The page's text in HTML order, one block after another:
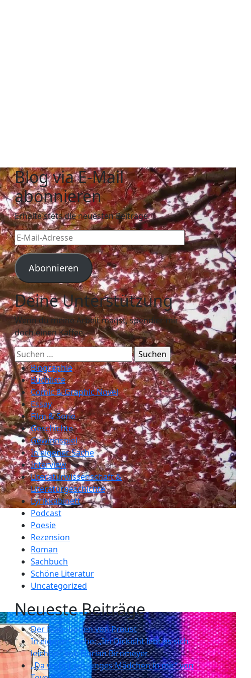
Blog via E-Mail
abonnieren
Erhalte stets die neuesten Beiträge.
E-
Mail-
Adresse
Abonnieren
Deine Unterstützung
Wenn du meine Arbeit magst, spendier mir
doch einen Kaffee.
Suchen
nach:Biographie
Buchliste
Comic & Graphic Novel
Essay
Film & Serie
Geschichte
Gewinnspiel
In eigener Sache
Interview
Literaturwissenschaft &
Literaturgeschichte
Lyrikkabinett
Podcast
Poesie
Rezension
Roman
Sachbuch
Schöne Literatur
Uncategorized
Neueste Beiträge
Der Fragebogen von Proust
In eigener Sache: „Im Dickicht lebt es sich
leichter“ von Florian Birnmeyer
„Da wohnt ein junges Mädchen in mir“ von